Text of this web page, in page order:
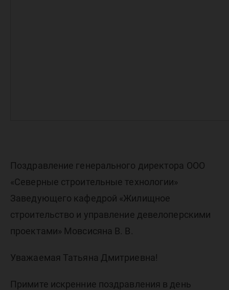
Поздравление генерального директора ООО
«Северные строительные технологии»
Заведующего кафедрой «Жилищное
строительство и управление девелоперскими
проектами» Мовсисяна В. В.
Уважаемая Татьяна Дмитриевна!
Примите искренние поздравления в день